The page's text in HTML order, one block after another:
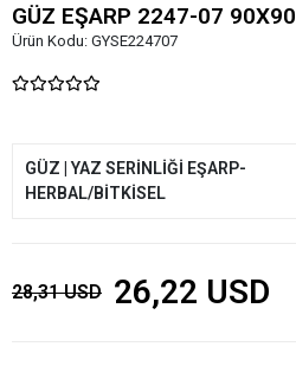
GÜZ EŞARP 2247-07 90X90
Ürün Kodu: GYSE224707
GÜZ | YAZ SERİNLİĞİ EŞARP-
HERBAL/BİTKİSEL
28,31 USD 26,22 USD